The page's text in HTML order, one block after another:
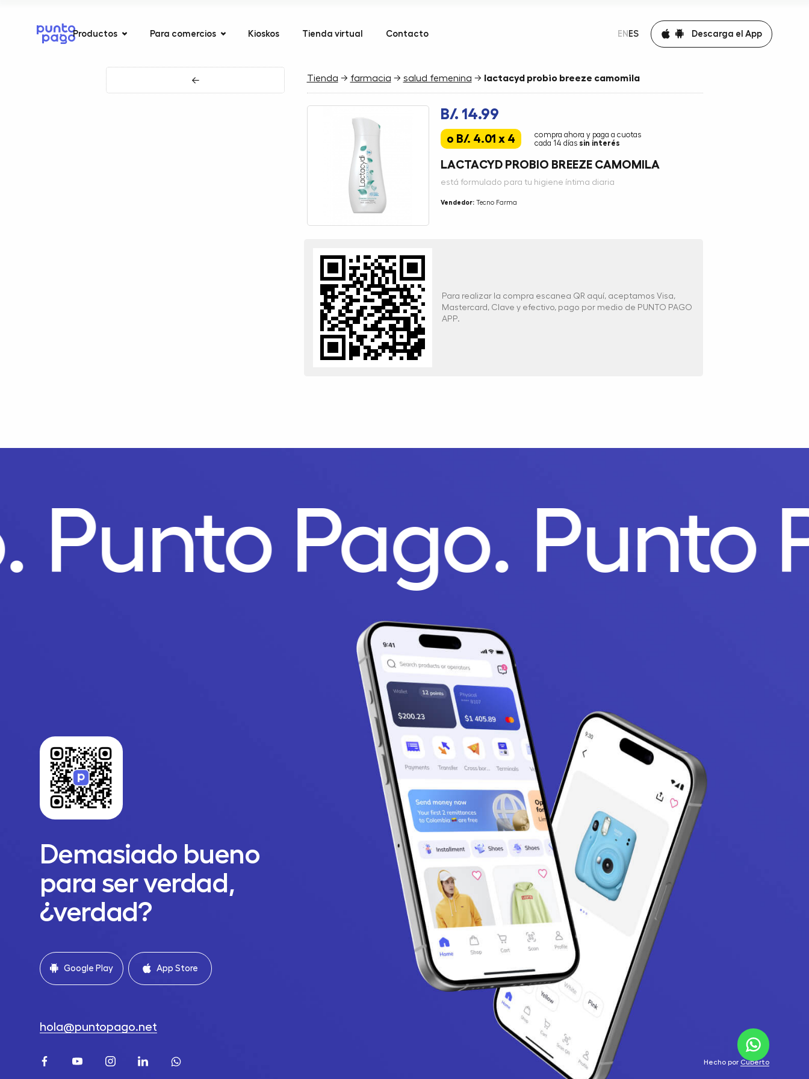
Productos Para comercios Kioskos Tienda virtual Contacto EN ES Descarga el App
← Tienda → farmacia → salud femenina → lactacyd probio breeze camomila
B/. 14.99
o B/. 4.01 x 4
compra ahora y paga a cuotas
cada 14 días sin interés
LACTACYD PROBIO BREEZE CAMOMILA
está formulado para tu higiene íntima diaria
Vendedor:Tecno Farma
Para realizar la compra escanea QR aquí, aceptamos Visa,
Mastercard, Clave y efectivo, pago por medio de PUNTO PAGO
APP.
Punto Pago. Punto
Demasiado bueno
para ser verdad,
¿verdad?
Google Play App Store
hola@puntopago.net
Hecho por Cuberto